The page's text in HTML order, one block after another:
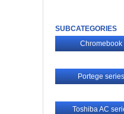
SUBCATEGORIES
Chromebook
Portege series
Toshiba AC